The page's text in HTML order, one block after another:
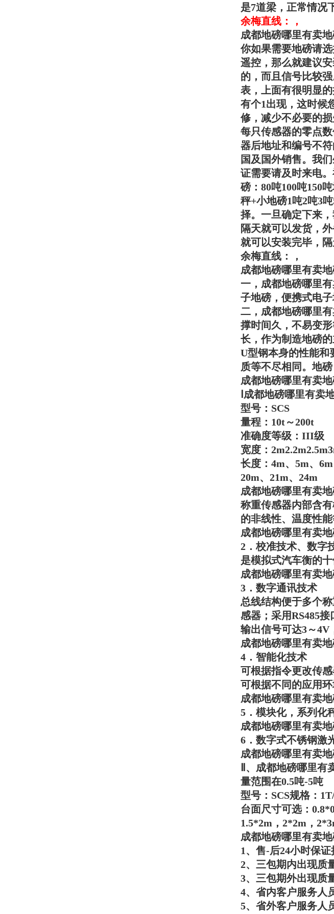
是7道梁，正常情况
余梅直线：，
成都地磅哪里有卖
你如果需要地磅请
遥控，那么就建议
的，而且信号比较
表，上面有很明显
有个1出现，这时候
修，减少不必要的
每只传感器的零点
器后地址和编号不
国及国外销售。我
证需要请及时来电
磅：80吨100吨150
秤+小地磅1吨2吨3
择。一旦确定下来
隔天就可以发货，
就可以安装完毕，
余梅直线：，
成都地磅哪里有卖
一， 成都地磅哪里
子地磅，便携式电
二， 成都地磅哪里
撑时间久，不易变
长，作为制造地磅
U型钢本身的性能和
质等不尽相同。地磅
成都地磅哪里有卖
成都地磅哪里有卖
型号：SCS
量程：10t～200t
准确度等级：III级
宽度：
长度：4m、5m、
20m、21m、24m
成都地磅哪里有卖
称重传感器内部含
的非线性、温度性
成都地磅哪里有卖
2．校准技术、数字
是模拟式汽车衡的十
成都地磅哪里有卖
3．数字通讯技术
总线结构便于多个
感器；采用RS485
输出信号可达3～4V
成都地磅哪里有卖
4．智能化技术
可根据指令更改传感
可根据不同的应用
成都地磅哪里有卖
5．模块化，系列化
成都地磅哪里有卖
6．数字式不锈钢激
成都地磅哪里有卖
Ⅱ、 成都地磅哪里有
量范围在0.5吨-5吨
型号：SCS规格：
台面尺寸可选：
1.5*2m，2*2m，
成都地磅哪里有卖
1、售-后24小时保
2、三包期内出现质
3、三包期外出现质
4、省内客户服务人
5、省外客户服务人